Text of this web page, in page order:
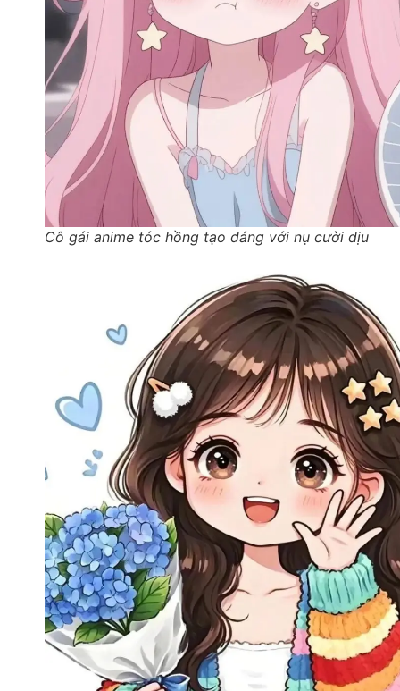
Cô gái anime tóc hồng tạo dáng với nụ cười dịu